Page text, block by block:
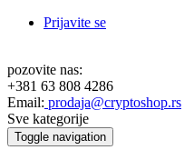
Prijavite se
pozovite nas:
+381 63 808 4286
Email: prodaja@cryptoshop.rs
Sve kategorije
Toggle navigation